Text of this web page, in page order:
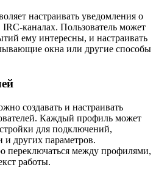
настраивать уведомления о
каналах. Пользователь может
ему интересны, и настраивать
окна или другие способы
создавать и настраивать
Каждый профиль может
для подключений,
и других параметров.
переключаться между профилями,
работы.